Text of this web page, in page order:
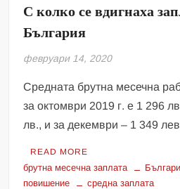
С колко се вдигнаха
България
февруари 14, 2020
Средната брутна месечна
за октомври 2019 г. е 1 296
лв., и за декември – 1 349
READ MORE
брутна месечна заплата
повишение
средна заплата